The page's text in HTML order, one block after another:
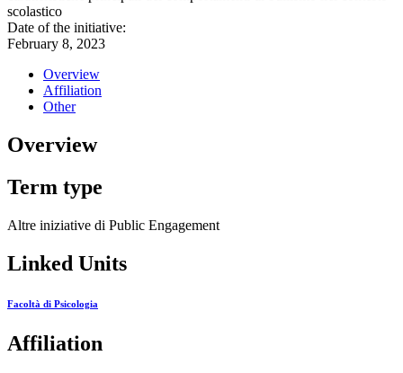
scolastico
Date of the initiative:
February 8, 2023
Overview
Affiliation
Other
Overview
Term type
Altre iniziative di Public Engagement
Linked Units
Facoltà di Psicologia
Affiliation